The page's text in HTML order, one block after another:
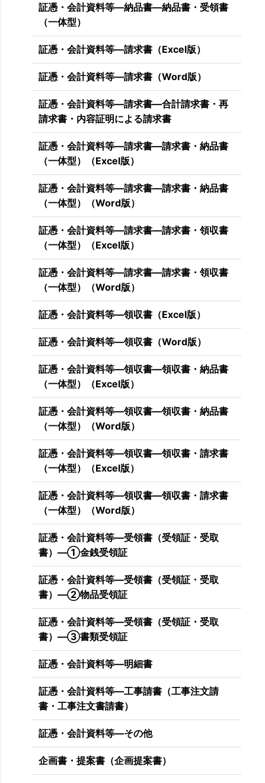
証憑・会計資料等―納品書―納品書・受領書
（一体型）
証憑・会計資料等―請求書（Excel版）
証憑・会計資料等―請求書（Word版）
証憑・会計資料等―請求書―合計請求書・再
請求書・内容証明による請求書
証憑・会計資料等―請求書―請求書・納品書
（一体型）（Excel版）
証憑・会計資料等―請求書―請求書・納品書
（一体型）（Word版）
証憑・会計資料等―請求書―請求書・領収書
（一体型）（Excel版）
証憑・会計資料等―請求書―請求書・領収書
（一体型）（Word版）
証憑・会計資料等―領収書（Excel版）
証憑・会計資料等―領収書（Word版）
証憑・会計資料等―領収書―領収書・納品書
（一体型）（Excel版）
証憑・会計資料等―領収書―領収書・納品書
（一体型）（Word版）
証憑・会計資料等―領収書―領収書・請求書
（一体型）（Excel版）
証憑・会計資料等―領収書―領収書・請求書
（一体型）（Word版）
証憑・会計資料等―受領書（受領証・受取
書）―①金銭受領証
証憑・会計資料等―受領書（受領証・受取
書）―②物品受領証
証憑・会計資料等―受領書（受領証・受取
書）―③書類受領証
証憑・会計資料等―明細書
証憑・会計資料等―工事請書（工事注文請
書・工事注文書請書）
証憑・会計資料等―その他
企画書・提案書（企画提案書）